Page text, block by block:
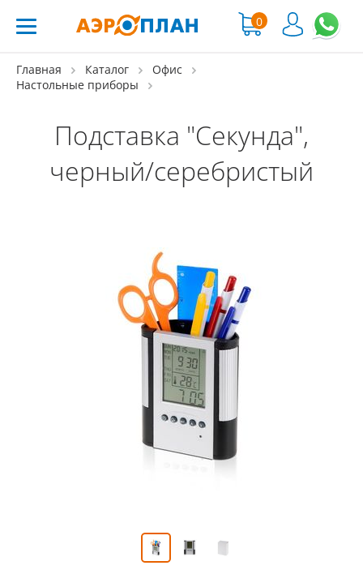
0
Главная Каталог
Офис
Настольные приборы
Подставка "Секунда",
черный/серебристый